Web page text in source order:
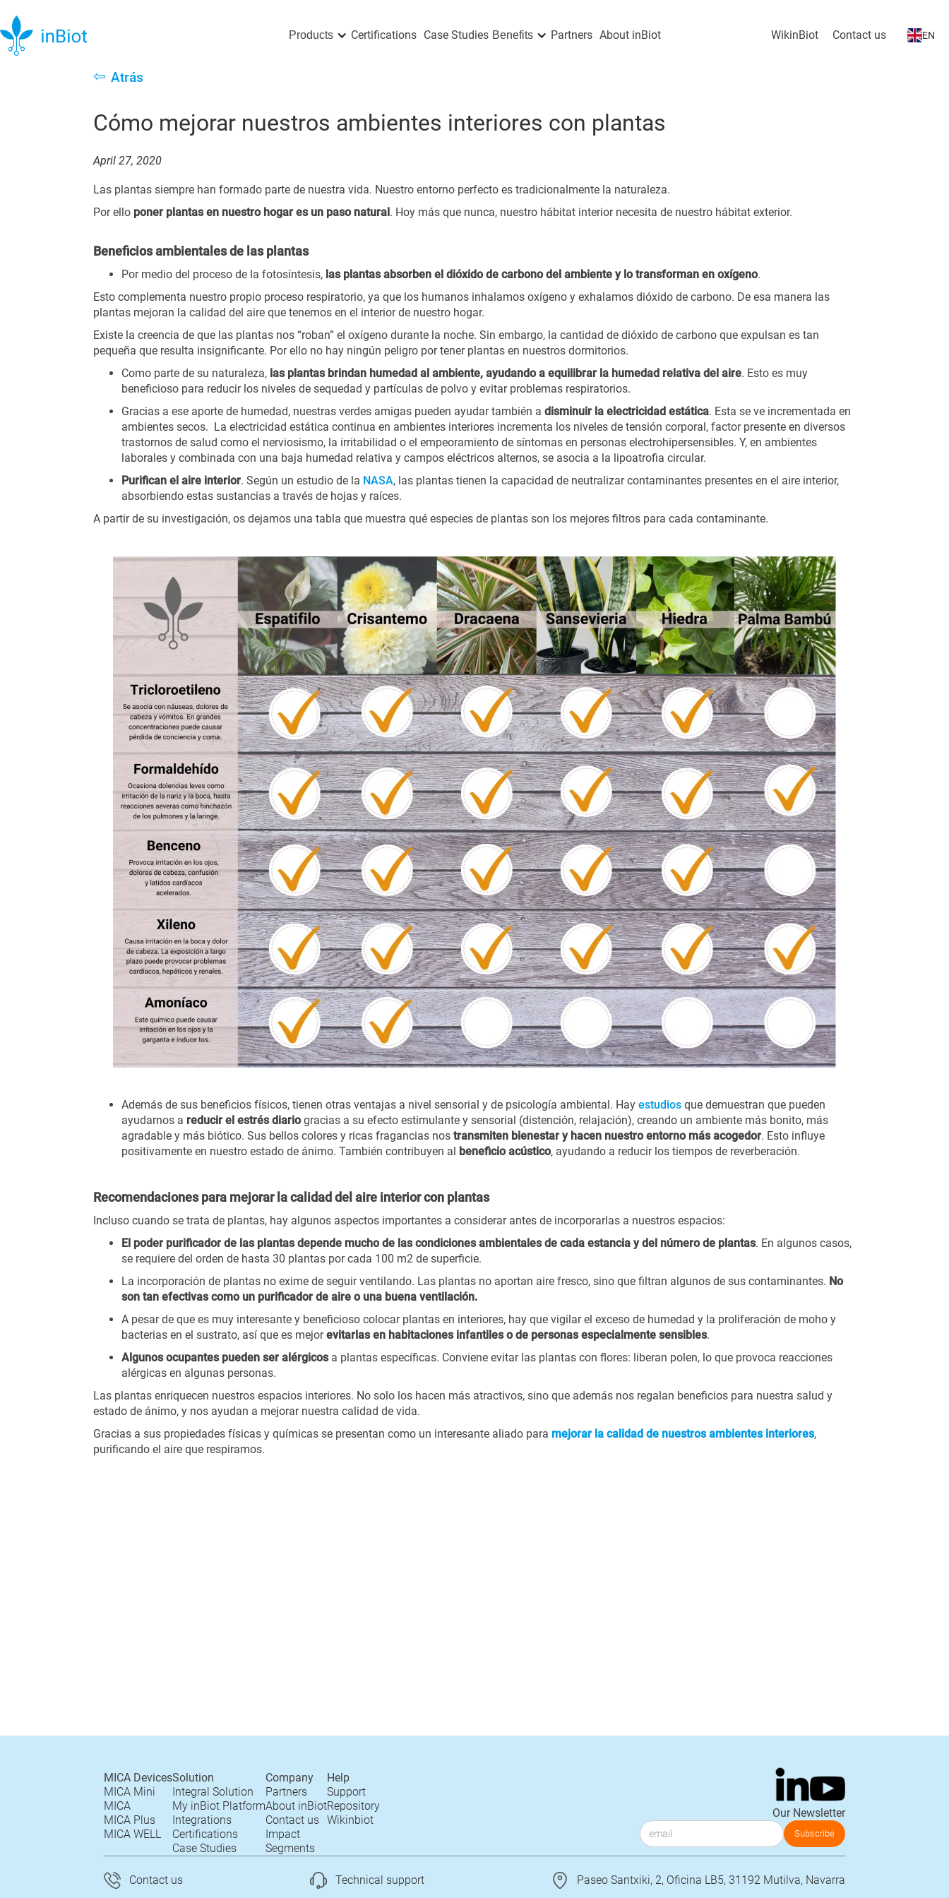
Products Certifications Case Studies Benefits Partners About inBiot WikinBiot Contact us EN
⇦ Atrás
Cómo mejorar nuestros ambientes interiores con plantas
April 27, 2020
Las plantas siempre han formado parte de nuestra vida. Nuestro entorno perfecto es tradicionalmente la naturaleza.
Por ello poner plantas en nuestro hogar es un paso natural. Hoy más que nunca, nuestro hábitat interior necesita de nuestro hábitat exterior.
Beneficios ambientales de las plantas
Por medio del proceso de la fotosíntesis, las plantas absorben el dióxido de carbono del ambiente y lo transforman en oxígeno.
Esto complementa nuestro propio proceso respiratorio, ya que los humanos inhalamos oxígeno y exhalamos dióxido de carbono. De esa manera las
plantas mejoran la calidad del aire que tenemos en el interior de nuestro hogar.
Existe la creencia de que las plantas nos “roban” el oxígeno durante la noche. Sin embargo, la cantidad de dióxido de carbono que expulsan es tan
pequeña que resulta insignificante. Por ello no hay ningún peligro por tener plantas en nuestros dormitorios.
Como parte de su naturaleza, las plantas brindan humedad al ambiente, ayudando a equilibrar la humedad relativa del aire. Esto es muy
beneficioso para reducir los niveles de sequedad y partículas de polvo y evitar problemas respiratorios.
Gracias a ese aporte de humedad, nuestras verdes amigas pueden ayudar también a disminuir la electricidad estática. Esta se ve incrementada en
ambientes secos. La electricidad estática continua en ambientes interiores incrementa los niveles de tensión corporal, factor presente en diversos
trastornos de salud como el nerviosismo, la irritabilidad o el empeoramiento de síntomas en personas electrohipersensibles. Y, en ambientes
laborales y combinada con una baja humedad relativa y campos eléctricos alternos, se asocia a la lipoatrofia circular.
Purifican el aire interior. Según un estudio de la NASA, las plantas tienen la capacidad de neutralizar contaminantes presentes en el aire interior,
absorbiendo estas sustancias a través de hojas y raíces.
A partir de su investigación, os dejamos una tabla que muestra qué especies de plantas son los mejores filtros para cada contaminante.
Además de sus beneficios físicos, tienen otras ventajas a nivel sensorial y de psicología ambiental. Hay estudios que demuestran que pueden
ayudarnos a reducir el estrés diario gracias a su efecto estimulante y sensorial (distención, relajación), creando un ambiente más bonito, más
agradable y más biótico. Sus bellos colores y ricas fragancias nos transmiten bienestar y hacen nuestro entorno más acogedor. Esto influye
positivamente en nuestro estado de ánimo. También contribuyen al beneficio acústico, ayudando a reducir los tiempos de reverberación.
Recomendaciones para mejorar la calidad del aire interior con plantas
Incluso cuando se trata de plantas, hay algunos aspectos importantes a considerar antes de incorporarlas a nuestros espacios:
El poder purificador de las plantas depende mucho de las condiciones ambientales de cada estancia y del número de plantas. En algunos casos,
se requiere del orden de hasta 30 plantas por cada 100 m2 de superficie.
La incorporación de plantas no exime de seguir ventilando. Las plantas no aportan aire fresco, sino que filtran algunos de sus contaminantes. No
son tan efectivas como un purificador de aire o una buena ventilación.
A pesar de que es muy interesante y beneficioso colocar plantas en interiores, hay que vigilar el exceso de humedad y la proliferación de moho y
bacterias en el sustrato, así que es mejorevitarlas en habitaciones infantiles o de personas especialmente sensibles.
Algunos ocupantes pueden ser alérgicos a plantas específicas. Conviene evitar las plantas con flores: liberan polen, lo que provoca reacciones
alérgicas en algunas personas.
Las plantas enriquecen nuestros espacios interiores. No solo los hacen más atractivos, sino que además nos regalan beneficios para nuestra salud y
estado de ánimo, y nos ayudan a mejorar nuestra calidad de vida.
Gracias a sus propiedades físicas y químicas se presentan como un interesante aliado para mejorar la calidad de nuestros ambientes interiores,
purificando el aire que respiramos.
MICA Devices
MICA Mini
MICA
MICA Plus
MICA WELL
Solution
Integral Solution
My inBiot Platform
Integrations
Certifications
Case Studies
Company
Partners
About inBiot
Contact us
Impact
Segments
Help
Support
Repository
Wikinbiot
Our Newsletter
Contact us Technical support Paseo Santxiki, 2, Oficina LB5, 31192 Mutilva, Navarra